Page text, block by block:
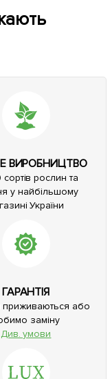
ВИРОБНИЦТВО
рослин та
у найбільшому
України
ГАРАНТІЯ
приживаються або
заміну
Див. умови